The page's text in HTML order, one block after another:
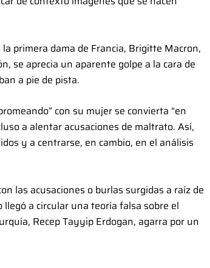
primera dama de Francia, Brigitte Macron,
se aprecia un aparente golpe a la cara de
a pie de pista.
con su mujer se convierta “en
a alentar acusaciones de maltrato. Así,
y a centrarse, en cambio, en el análisis
las acusaciones o burlas surgidas a raíz de
a circular una teoría falsa sobre el
Recep Tayyip Erdogan, agarra por un